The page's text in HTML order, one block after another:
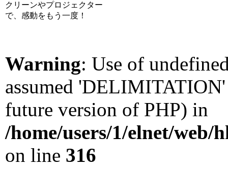
クリーンやプロジェクター
で、感動をもう一度！
Warning: Use of
assumed
future version of PHP) in
/home/users/1/elnet/web/
on line 316